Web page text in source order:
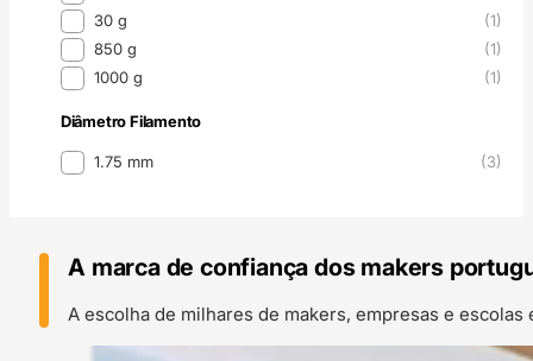
30 g
(1)
850 g
(1)
1000 g
(1)
Diâmetro Filamento
Diâmetro Filamento
1.75 mm (3)
A marca de confiança dos makers
A escolha de milhares de makers, empresas e escolas